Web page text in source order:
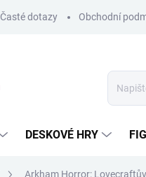
Časté dotazy Obchodní
DESKOVÉ HRY
Arkham Horror: